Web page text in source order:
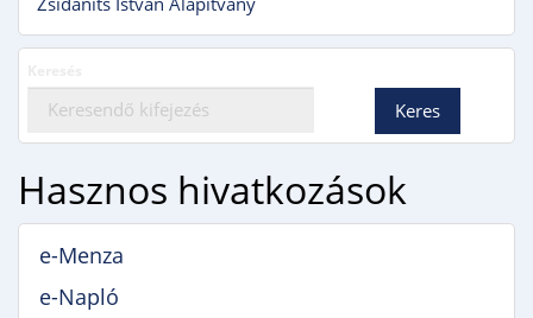
Hasznos hivatkozások
e-Menza
e-Napló